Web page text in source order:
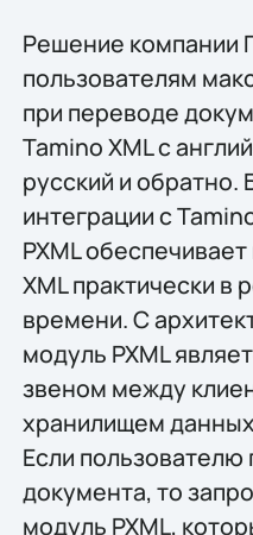
Решение компании
пользователям
при переводе
Tamino XML с
русский и обратно.
интеграции с
PXML
XML практически в
времени. С
модуль PXML
звеном между
хранилищем
Если
документа, то
модуль PXML,